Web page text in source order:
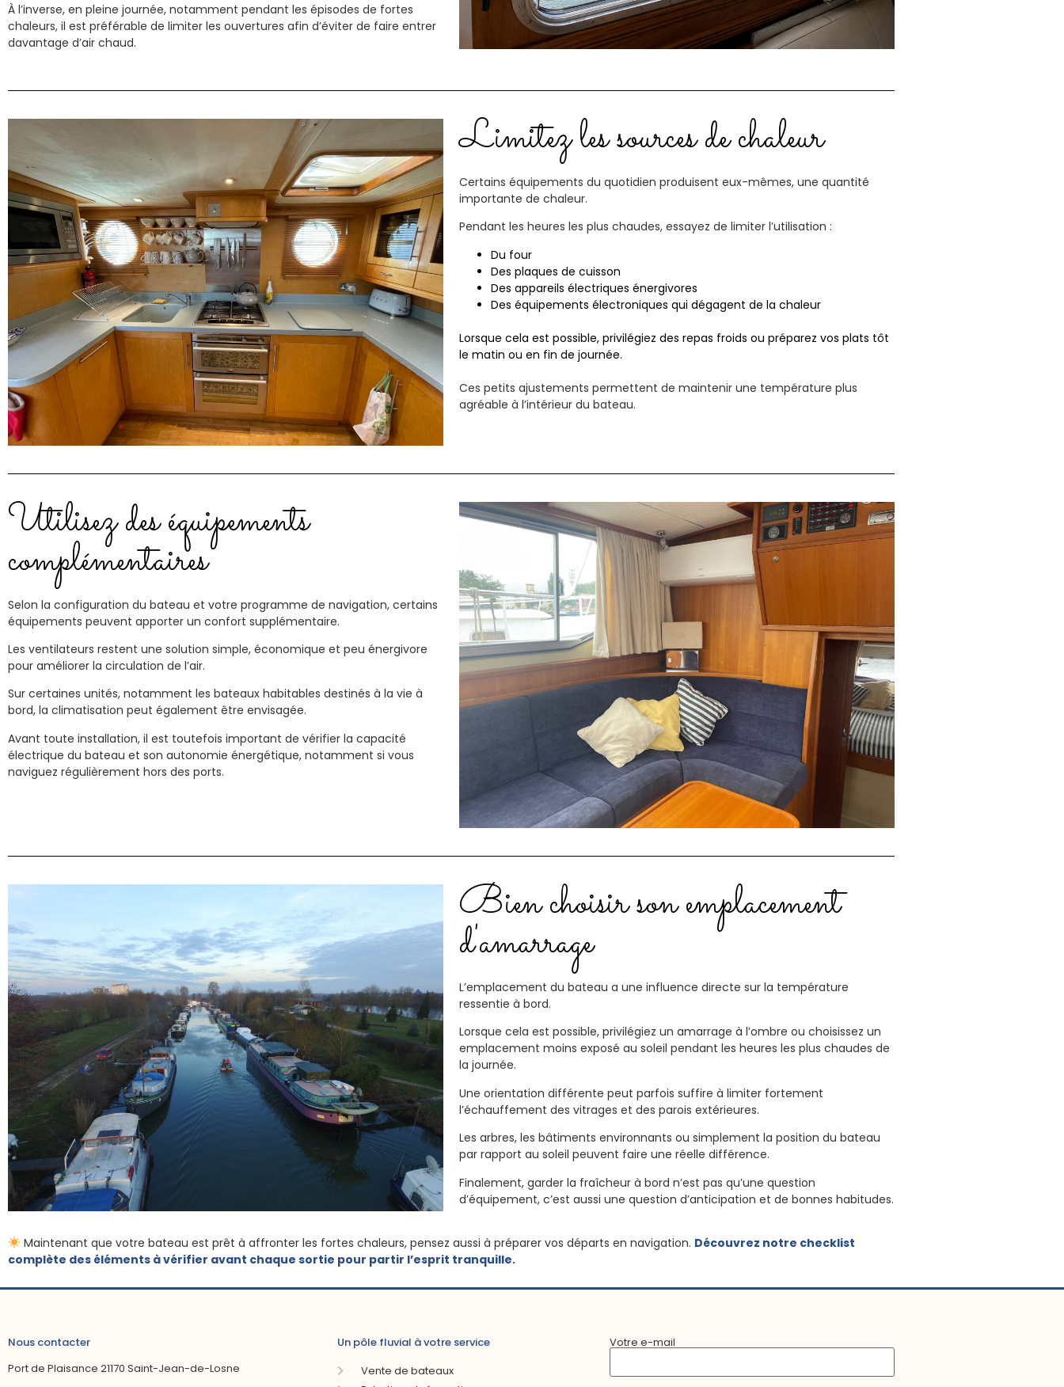
À l’inverse, en pleine journée, notamment pendant les épisodes de fortes
chaleurs, il est préférable de limiter les ouvertures afin d’éviter de faire entrer
davantage d’air chaud.
Limitez les sources de chaleur
Certains équipements du quotidien produisent eux-mêmes, une quantité
importante de chaleur.
Pendant les heures les plus chaudes, essayez de limiter l’utilisation :
Du four
Des plaques de cuisson
Des appareils électriques énergivores
Des équipements électroniques qui dégagent de la chaleur
Lorsque cela est possible, privilégiez des repas froids ou préparez vos plats tôt
le matin ou en fin de journée.
Ces petits ajustements permettent de maintenir une température plus
agréable à l’intérieur du bateau.
Utilisez des équipements
complémentaires
Selon la configuration du bateau et votre programme de navigation, certains
équipements peuvent apporter un confort supplémentaire.
Les ventilateurs restent une solution simple, économique et peu énergivore
pour améliorer la circulation de l’air.
Sur certaines unités, notamment les bateaux habitables destinés à la vie à
bord, la climatisation peut également être envisagée.
Avant toute installation, il est toutefois important de vérifier la capacité
électrique du bateau et son autonomie énergétique, notamment si vous
naviguez régulièrement hors des ports.
Bien choisir son emplacement
d'amarrage
L’emplacement du bateau a une influence directe sur la température
ressentie à bord.
Lorsque cela est possible, privilégiez un amarrage à l’ombre ou choisissez un
emplacement moins exposé au soleil pendant les heures les plus chaudes de
la journée.
Une orientation différente peut parfois suffire à limiter fortement
l’échauffement des vitrages et des parois extérieures.
Les arbres, les bâtiments environnants ou simplement la position du bateau
par rapport au soleil peuvent faire une réelle différence.
Finalement, garder la fraîcheur à bord n’est pas qu’une question
d’équipement, c’est aussi une question d’anticipation et de bonnes habitudes.
Maintenant que votre bateau est prêt à affronter les fortes chaleurs, pensez aussi à préparer vos départs en navigation. Découvrez notre checklist
complète des éléments à vérifier avant chaque sortie pour partir l’esprit tranquille.
Nous contacter
Port de Plaisance 21170 Saint-Jean-de-Losne
Un pôle fluvial à votre service
Vente de bateaux
Votre e-mail